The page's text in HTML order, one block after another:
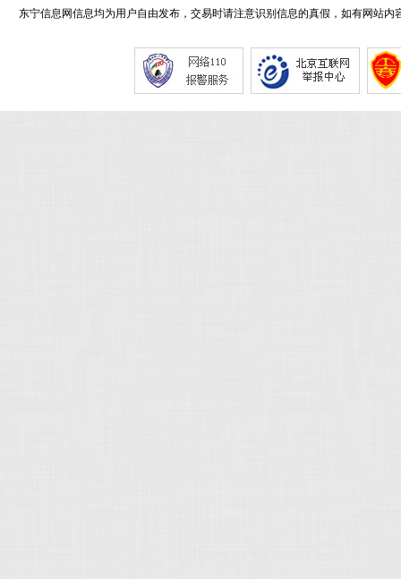
东宁信息网信息均为用户自由发布，交易时请注意识别信息的真假，如有网站内